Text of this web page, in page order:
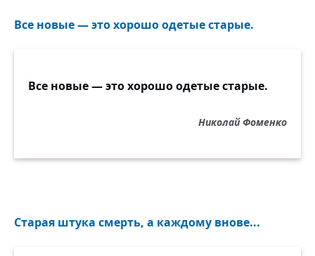
Все новые — это хорошо одетые старые.
Все новые — это хорошо одетые старые.
Николай Фоменко
Старая штука смерть, а каждому внове...